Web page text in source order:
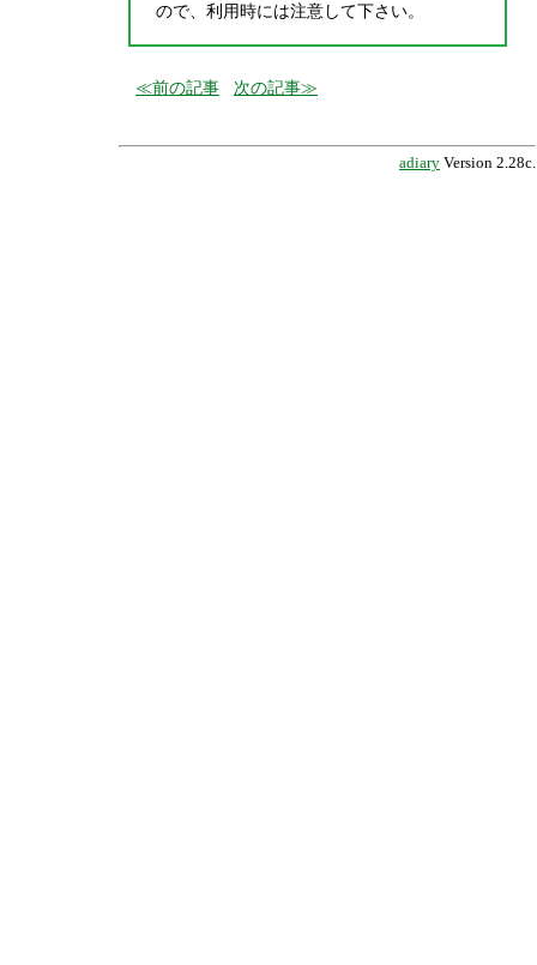
ので、利用時には注意して下さい。
前の記事 次の記事
adiary Version 2.28c.